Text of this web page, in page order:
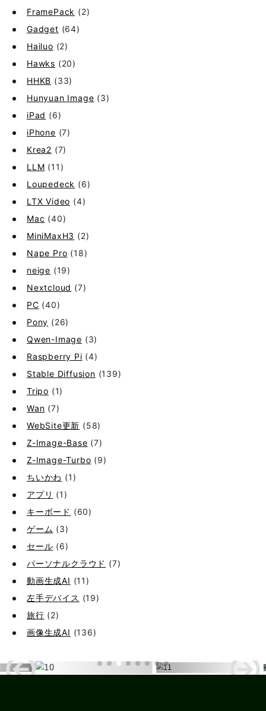
FramePack (2)
Gadget (64)
Hailuo (2)
Hawks (20)
HHKB (33)
Hunyuan Image (3)
iPad (6)
iPhone (7)
Krea2 (7)
LLM (11)
Loupedeck (6)
LTX Video (4)
Mac (40)
MiniMaxH3 (2)
Nape Pro (18)
neige (19)
Nextcloud (7)
PC (40)
Pony (26)
Qwen-Image (3)
Raspberry Pi (4)
Stable Diffusion (139)
Tripo (1)
Wan (7)
WebSite更新 (58)
Z-Image-Base (7)
Z-Image-Turbo (9)
ちいかわ (1)
アプリ (1)
キーボード (60)
ゲーム (3)
セール (6)
パーソナルクラウド (7)
動画生成AI (11)
左手デバイス (19)
旅行 (2)
画像生成AI (136)